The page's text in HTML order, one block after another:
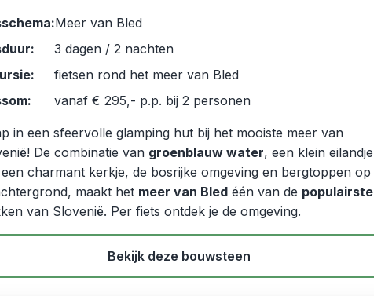
Meer van Bled
3 dagen / 2 nachten
fietsen rond het meer van Bled
vanaf € 295,- p.p. bij 2 personen
in een sfeervolle glamping hut bij het mooiste meer van
De combinatie van groenblauw water, een klein eilandje
charmant kerkje, de bosrijke omgeving en bergtoppen op
maakt het meer van Bled één van de populairste
van Slovenië. Per fiets ontdek je de omgeving.
Bekijk deze bouwsteen